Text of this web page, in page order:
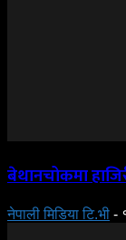
बेथानचोकमा
नेपाली मिडिया टि.भी -